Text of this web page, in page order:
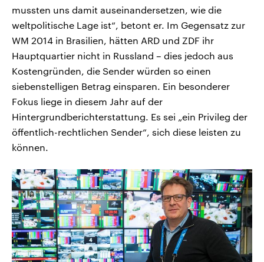
mussten uns damit auseinandersetzen, wie die
weltpolitische Lage ist“, betont er. Im Gegensatz zur
WM 2014 in Brasilien, hätten ARD und ZDF ihr
Hauptquartier nicht in Russland – dies jedoch aus
Kostengründen, die Sender würden so einen
siebenstelligen Betrag einsparen. Ein besonderer
Fokus liege in diesem Jahr auf der
Hintergrundberichterstattung. Es sei „ein Privileg der
öffentlich-rechtlichen Sender“, sich diese leisten zu
können.